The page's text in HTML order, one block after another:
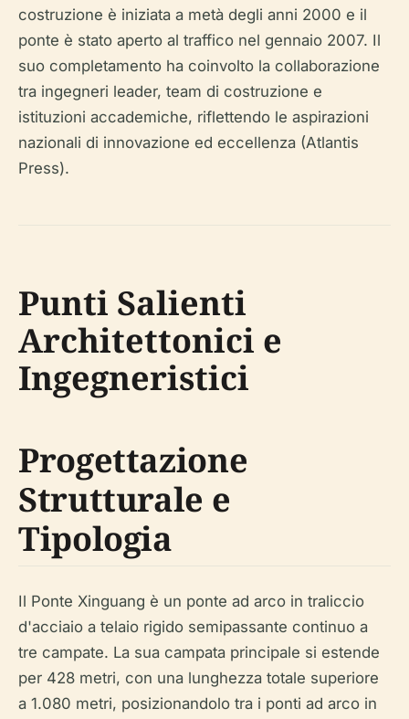
costruzione è iniziata a metà degli anni 2000 e il
ponte è stato aperto al traffico nel gennaio 2007. Il
suo completamento ha coinvolto la collaborazione
tra ingegneri leader, team di costruzione e
istituzioni accademiche, riflettendo le aspirazioni
nazionali di innovazione ed eccellenza (Atlantis
Press).
Punti Salienti
Architettonici e
Ingegneristici
Progettazione
Strutturale e
Tipologia
Il Ponte Xinguang è un ponte ad arco in traliccio
d'acciaio a telaio rigido semipassante continuo a
tre campate. La sua campata principale si estende
per 428 metri, con una lunghezza totale superiore
a 1.080 metri, posizionandolo tra i ponti ad arco in